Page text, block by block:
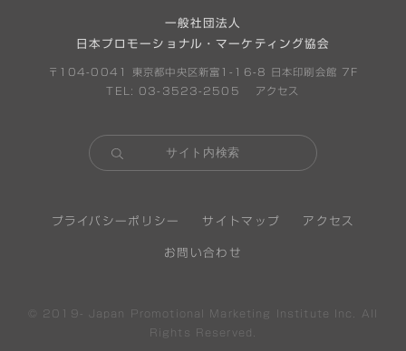
一般社団法人
日本プロモーショナル・マーケティング協会
〒104-0041 東京都中央区新富1-16-8 日本印刷会館 7F
TEL: 03-3523-2505
アクセス
プライバシーポリシー サイトマップ アクセス
お問い合わせ
© 2019-
Japan Promotional Marketing Institute Inc. All
Rights Reserved.